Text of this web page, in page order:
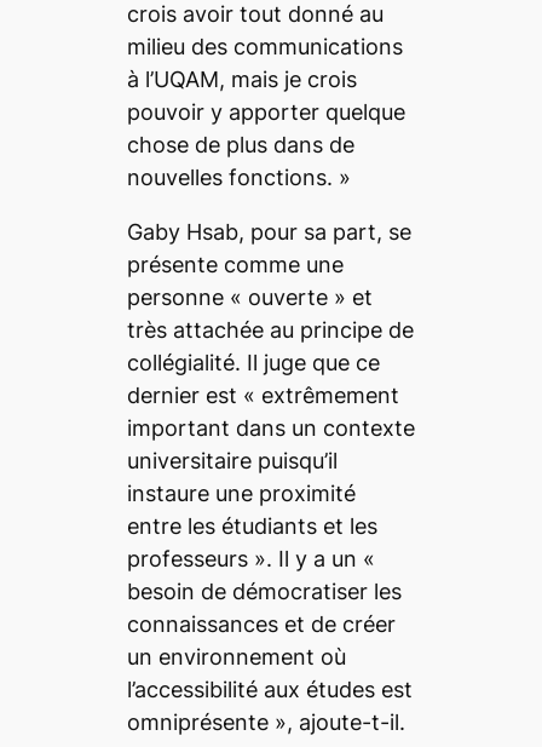
crois avoir tout donné au
milieu des communications
à l’UQAM, mais je crois
pouvoir y apporter quelque
chose de plus dans de
nouvelles fonctions. »
Gaby Hsab, pour sa part, se
présente comme une
personne « ouverte » et
très attachée au principe de
collégialité. Il juge que ce
dernier est « extrêmement
important dans un contexte
universitaire puisqu’il
instaure une proximité
entre les étudiants et les
professeurs ». Il y a un «
besoin de démocratiser les
connaissances et de créer
un environnement où
l’accessibilité aux études est
omniprésente », ajoute-t-il.